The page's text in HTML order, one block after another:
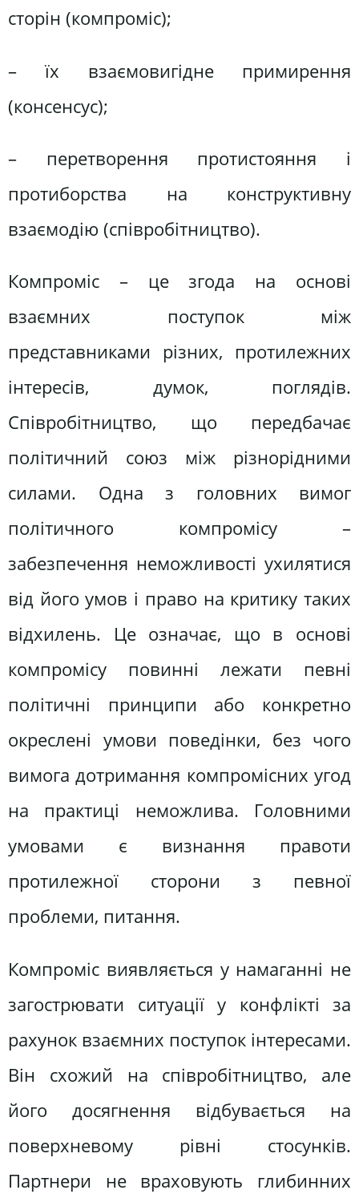
сторін (компроміс);
– їх взаємовигідне примирення
(консенсус);
– перетворення протистояння і
протиборства на конструктивну
взаємодію (співробітництво).
Компроміс – це згода на основі
взаємних поступок між
представниками різних, протилежних
інтересів, думок, поглядів.
Співробітництво, що передбачає
політичний союз між різнорідними
силами. Одна з головних вимог
політичного компромісу –
забезпечення неможливості ухилятися
від його умов і право на критику таких
відхилень. Це означає, що в основі
компромісу повинні лежати певні
політичні принципи або конкретно
окреслені умови поведінки, без чого
вимога дотримання компромісних угод
на практиці неможлива. Головними
умовами є визнання правоти
протилежної сторони з певної
проблеми, питання.
Компроміс виявляється у намаганні не
загострювати ситуації у конфлікті за
рахунок взаємних поступок інтересами.
Він схожий на співробітництво, але
його досягнення відбувається на
поверхневому рівні стосунків.
Партнери не враховують глибинних